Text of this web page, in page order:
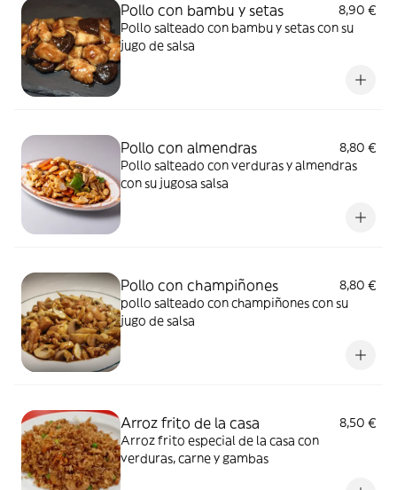
Pollo con bambu y setas
8,90 €
Pollo salteado con bambu y setas con su
jugo de salsa
Pollo con almendras
8,80 €
Pollo salteado con verduras y almendras
con su jugosa salsa
Pollo con champiñones
8,80 €
pollo salteado con champiñones con su
jugo de salsa
Arroz frito de la casa
8,50 €
Arroz frito especial de la casa con
verduras, carne y gambas